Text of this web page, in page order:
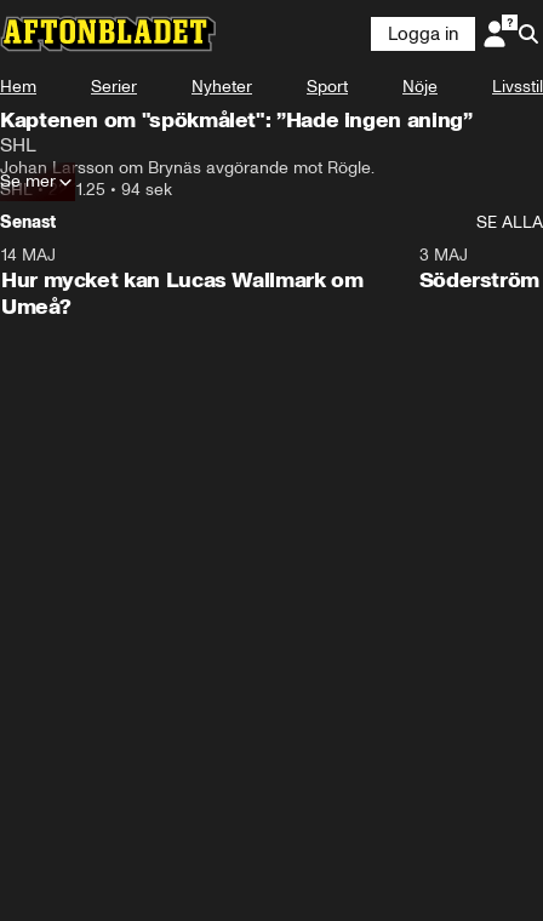
Logga in
Hem Serier Nyheter Sport Nöje Livsstil
Kaptenen om "spökmålet": ”Hade ingen aning”
SHL
Johan Larsson om Brynäs avgörande mot Rögle.
SHL•22.11.25 • 94 sek
Se mer
Senast
SE ALLA
Plus
14 MAJ
Hur mycket kan Lucas Wallmark om
Umeå?
3 MAJ